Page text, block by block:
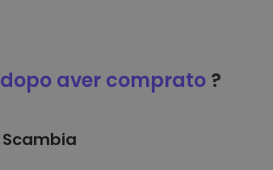
dopo aver comprato?
Scambia